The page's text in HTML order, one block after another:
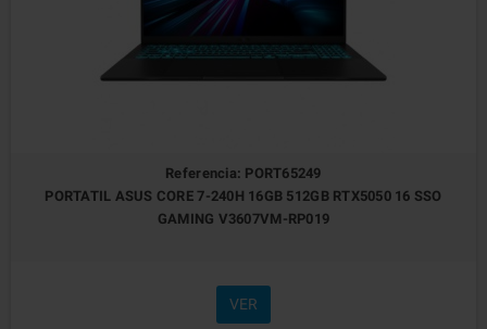
Referencia: PORT65249
PORTATIL ASUS CORE 7-240H 16GB 512GB RTX5050 16 SSO
GAMING V3607VM-RP019
VER